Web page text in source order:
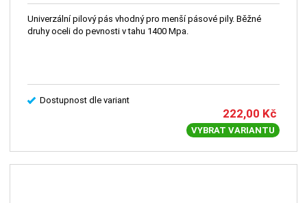
Univerzální pilový pás vhodný pro menší pásové pily. Běžné
druhy oceli do pevnosti v tahu 1400 Mpa.
Dostupnost dle variant
222,00 Kč
VYBRAT VARIANTU